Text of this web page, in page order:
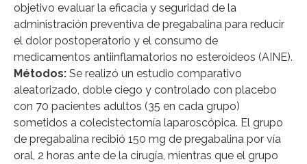
objetivo evaluar la eficacia y seguridad de la
administración preventiva de pregabalina para reducir
el dolor postoperatorio y el consumo de
medicamentos antiinflamatorios no esteroideos (AINE).
Métodos: Se realizó un estudio comparativo
aleatorizado, doble ciego y controlado con placebo
con 70 pacientes adultos (35 en cada grupo)
sometidos a colecistectomía laparoscópica. El grupo
de pregabalina recibió 150 mg de pregabalina por vía
oral, 2 horas ante de la cirugía, mientras que el grupo